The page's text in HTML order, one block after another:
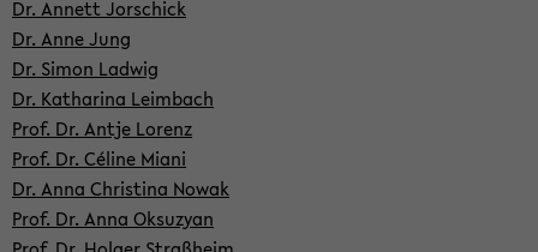
Dr. An­nett Jor­schick
Dr. Anne Jung
Dr. Simon Lad­wig
Dr. Ka­tha­ri­na Leim­bach
Prof. Dr. Antje Lo­renz
Prof. Dr. Céline Miani
Dr. Anna Chris­ti­na Nowak
Prof. Dr. Anna Oksu­zy­an